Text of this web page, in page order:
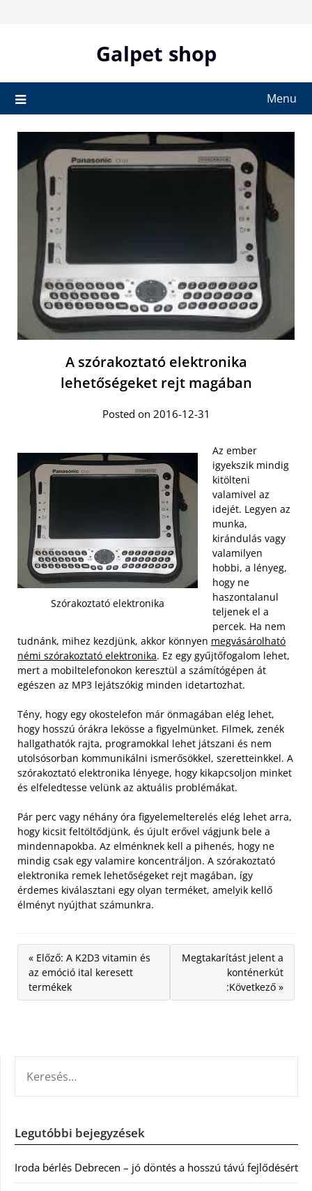
Galpet shop
Menu
A szórakoztató elektronika
lehetőségeket rejt magában
Posted on 2016-12-31
Szórakoztató elektronika
Az ember
igyekszik mindig
kitölteni
valamivel az
idejét. Legyen az
munka,
kirándulás vagy
valamilyen
hobbi, a lényeg,
hogy ne
haszontalanul
teljenek el a
percek. Ha nem
tudnánk, mihez kezdjünk, akkor könnyen megvásárolható
némi szórakoztató elektronika. Ez egy gyűjtőfogalom lehet,
mert a mobiltelefonokon keresztül a számítógépen át
egészen az MP3 lejátszókig minden idetartozhat.
Tény, hogy egy okostelefon már önmagában elég lehet,
hogy hosszú órákra lekösse a figyelmünket. Filmek, zenék
hallgathatók rajta, programokkal lehet játszani és nem
utolsósorban kommunikálni ismerősökkel, szeretteinkkel. A
szórakoztató elektronika lényege, hogy kikapcsoljon minket
és elfeledtesse velünk az aktuális problémákat.
Pár perc vagy néhány óra figyelemelterelés elég lehet arra,
hogy kicsit feltöltődjünk, és újult erővel vágjunk bele a
mindennapokba. Az elménknek kell a pihenés, hogy ne
mindig csak egy valamire koncentráljon. A szórakoztató
elektronika remek lehetőségeket rejt magában, így
érdemes kiválasztani egy olyan terméket, amelyik kellő
élményt nyújthat számunkra.
« Előző: A K2D3 vitamin és
az emóció ital keresett
termékek
Megtakarítást jelent a
konténerkút
:Következő »
Legutóbbi bejegyzések
Iroda bérlés Debrecen – jó döntés a hosszú távú fejlődésért